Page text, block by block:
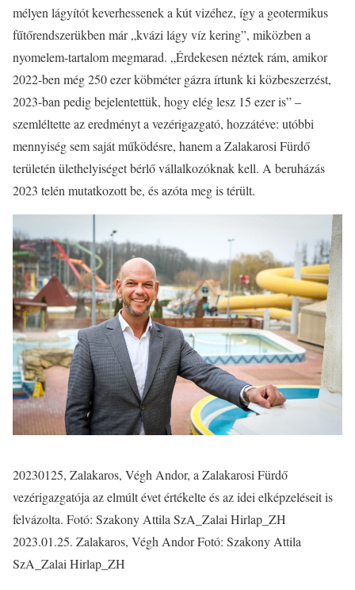
mélyen lágyítót keverhessenek a kút vizéhez, így a geotermikus
fűtőrendszerükben már „kvázi lágy víz kering”, miközben a
nyomelem-tartalom megmarad. „Érdekesen néztek rám, amikor
2022-ben még 250 ezer köbméter gázra írtunk ki közbeszerzést,
2023-ban pedig bejelentettük, hogy elég lesz 15 ezer is” –
szemléltette az eredményt a vezérigazgató, hozzátéve: utóbbi
mennyiség sem saját működésre, hanem a Zalakarosi Fürdő
területén ülethelyiséget bérlő vállalkozóknak kell. A beruházás
2023 telén mutatkozott be, és azóta meg is térült.
20230125, Zalakaros, Végh Andor, a Zalakarosi Fürdő
vezérigazgatója az elmúlt évet értékelte és az idei elképzeléseit is
felvázolta. Fotó: Szakony Attila SzA_Zalai Hirlap_ZH
2023.01.25. Zalakaros, Végh Andor Fotó: Szakony Attila
SzA_Zalai Hirlap_ZH